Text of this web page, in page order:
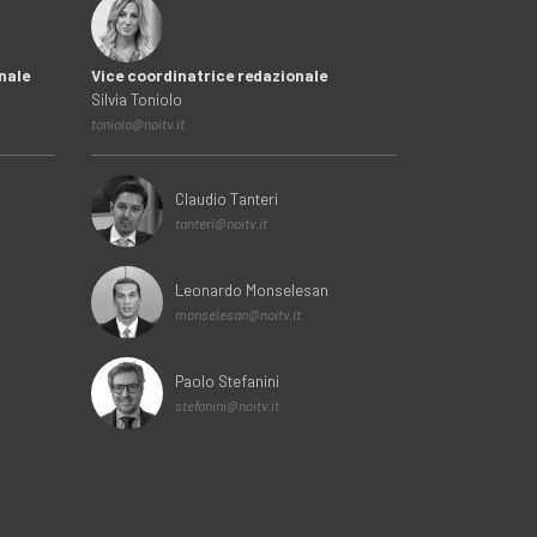
Vice coordinatrice redazionale
Silvia Toniolo
toniolo@noitv.it
Claudio Tanteri
tanteri@noitv.it
Leonardo Monselesan
monselesan@noitv.it
Paolo Stefanini
stefanini@noitv.it